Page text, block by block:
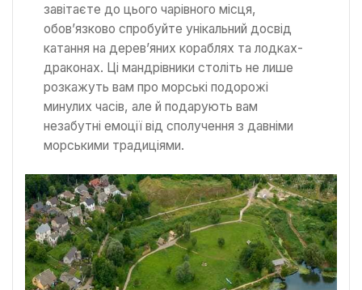
завітаєте до цього чарівного місця,
обов’язково спробуйте унікальний досвід
катання на дерев’яних кораблях та лодках-
драконах. Ці мандрівники століть не лише
розкажуть вам про морські подорожі
минулих часів, але й подарують вам
незабутні емоції від сполучення з давніми
морськими традиціями.